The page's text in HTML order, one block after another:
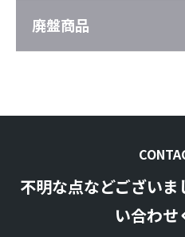
廃盤商品
不明な点などござい
い合わせ